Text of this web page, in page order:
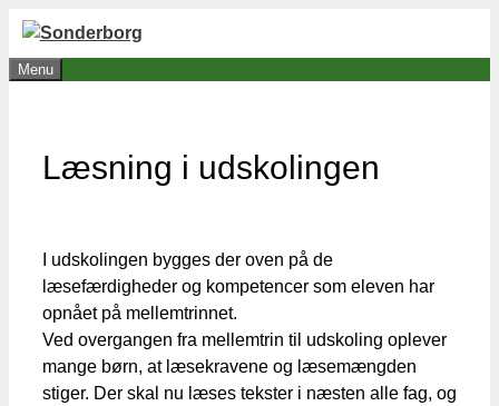
Hop
indhold
Menu
Læsning i udskolingen
I udskolingen bygges der oven på de
læsefærdigheder og kompetencer som eleven har
opnået på mellemtrinnet.
Ved overgangen fra mellemtrin til udskoling oplever
mange børn, at læsekravene og læsemængden
stiger. Der skal nu læses tekster i næsten alle fag, og